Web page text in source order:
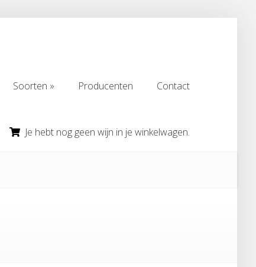
Soorten
Producenten
Contact
Je hebt nog geen wijn in je winkelwagen.